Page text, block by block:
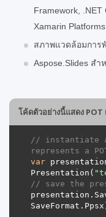
Framework, .NET
Xamarin Platforms
สภาพแวดล้อมการ
Aspose.Slides สำ
โค้ดตัวอย่างนี้แสดง
// instantiate
represents a
var
Presentation(
// save the